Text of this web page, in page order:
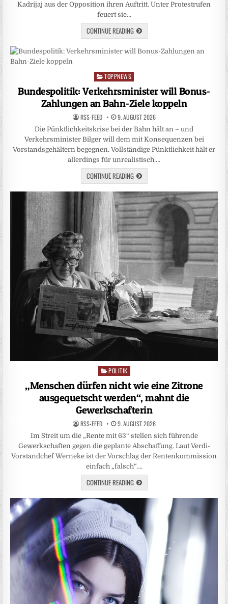
Kadrijaj aus der Opposition ihren Auftritt. Unter Protestrufen
feuert sie…
CONTINUE READING
Posted
in
TOPPNEWS
Bundespolitik: Verkehrsminister will Bonus-
Zahlungen an Bahn-Ziele koppeln
RSS-FEED 9. AUGUST 2026
Die Pünktlichkeitskrise bei der Bahn hält an – und
Verkehrsminister Bilger will dem mit Konsequenzen bei
Vorstandsgehältern begegnen. Vollständige Pünktlichkeit hält er
allerdings für unrealistisch….
CONTINUE READING
Posted
POLITIK
„Menschen dürfen nicht wie eine Zitrone
ausgequetscht werden“, mahnt die
Gewerkschafterin
RSS-FEED 9. AUGUST 2026
Im Streit um die „Rente mit 63“ stellen sich führende
Gewerkschaften gegen die geplante Abschaffung. Laut Verdi-
Vorstandchef Werneke ist der Vorschlag der Rentenkommission
einfach „falsch“….
CONTINUE READING